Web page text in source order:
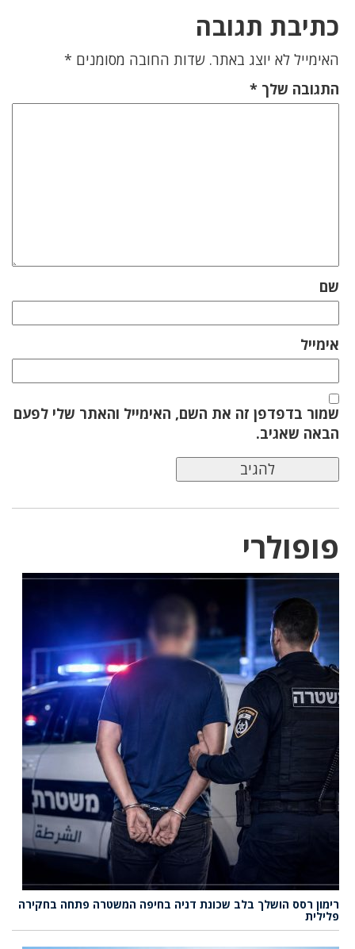
כתיבת תגובה
האימייל לא יוצג באתר. שדות החובה מסומנים *
התגובה שלך *
שם
אימייל
שמור בדפדפן זה את השם, האימייל והאתר שלי לפעם
הבאה שאגיב.
פופולרי
רימון רסס הושלך בלב שכונת דניה בחיפה המשטרה פתחה בחקירה
פלילית